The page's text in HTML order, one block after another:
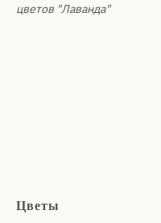
цветов "Лаванда"
Цветы